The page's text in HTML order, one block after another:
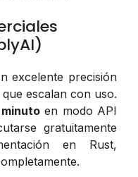
excelente precisión
escalan con uso.
en modo API
gratuitamente
en Rust,